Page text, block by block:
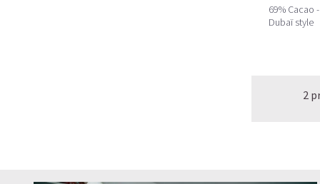
69% Cacao
Dubaï style
2